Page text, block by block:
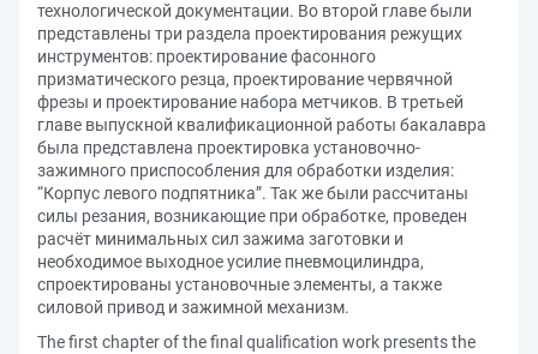
технологической документации. Во второй главе были
представлены три раздела проектирования режущих
инструментов: проектирование фасонного
призматического резца, проектирование червячной
фрезы и проектирование набора метчиков. В третьей
главе выпускной квалификационной работы бакалавра
была представлена проектировка установочно-
зажимного приспособления для обработки изделия:
“Корпус левого подпятника”. Так же были рассчитаны
силы резания, возникающие при обработке, проведен
расчёт минимальных сил зажима заготовки и
необходимое выходное усилие пневмоцилиндра,
спроектированы установочные элементы, а также
силовой привод и зажимной механизм.
The first chapter of the final qualification work presents the